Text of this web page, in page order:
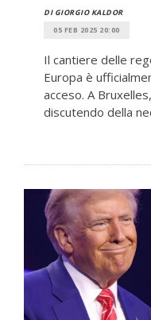
DI GIORGIO KALDOR
05 FEB 2025 20:00
Il cantiere delle
Europa è
acceso. A
discutendo della